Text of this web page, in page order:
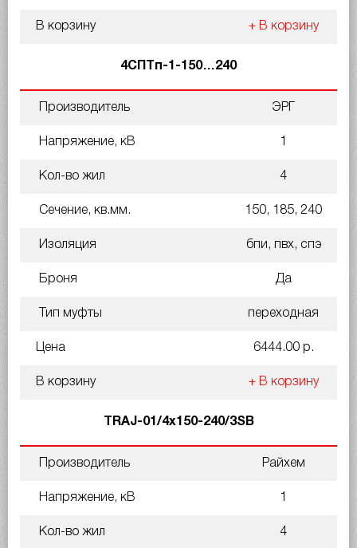
В корзину + В корзину
4СПТп-1-150…240
Производитель ЭРГ
Напряжение, кВ 1
Кол-во жил 4
Сечение, кв.мм. 150, 185, 240
Изоляция бпи, пвх, спэ
Броня Да
Тип муфты переходная
Цена 6444.00 р.
В корзину + В корзину
TRAJ-01/4x150-240/3SB
Производитель Райхем
Напряжение, кВ 1
Кол-во жил 4